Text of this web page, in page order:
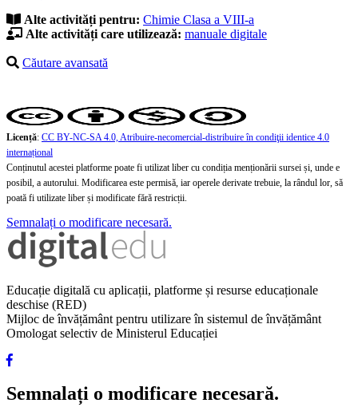
Alte activități pentru: Chimie Clasa a VIII-a
Alte activități care utilizează: manuale digitale
Căutare avansată
Licență: CC BY-NC-SA 4.0, Atribuire-necomercial-distribuire în condiţii identice 4.0
internațional
Conținutul acestei platforme poate fi utilizat liber cu condiția menționării sursei și, unde e
posibil, a autorului. Modificarea este permisă, iar operele derivate trebuie, la rândul lor, să
poată fi utilizate liber și modificate fără restricții.
Semnalați o modificare necesară.
Educație digitală cu aplicații, platforme și resurse educaționale
deschise (RED)
Mijloc de învățământ pentru utilizare în sistemul de învățământ
Omologat selectiv de Ministerul Educației
Semnalați o modificare necesară.